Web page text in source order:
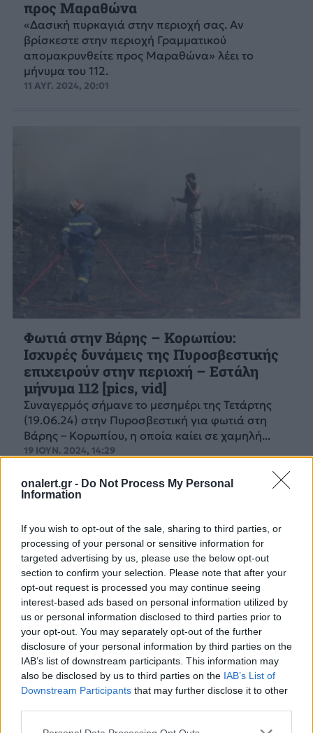
onalert.gr - Do Not Process My Personal
Information
If you wish to opt-out of the sale, sharing to third parties, or
processing of your personal or sensitive information for
targeted advertising by us, please use the below opt-out
section to confirm your selection. Please note that after your
opt-out request is processed you may continue seeing
interest-based ads based on personal information utilized by
us or personal information disclosed to third parties prior to
your opt-out. You may separately opt-out of the further
disclosure of your personal information by third parties on the
IAB’s list of downstream participants. This information may
also be disclosed by us to third parties on the IAB’s List of
Downstream Participants that may further disclose it to other
προς Μαραθώνα
«Δασική πυρκαγιά στην περιοχή σας. Αν
βρίσκεστε στην περιοχή Γραμματικού
απομακρυνθείτε προς Μαραθώνα» λέει το
μήνυμα του 112.
11 ΑΥΓ. 2024, 20:01
Φωτιά στην Βάρης – Κορωπίου:
Ισχυρές δυνάμεις της Πυροσβεστικής
επιχειρούν στην περιοχή – Εστάλη
μήνυμα 112 [pics, vid]
Συναγερμός σήμανε το μεσημέρι της Τετάρτης
(19.06.24) στην Πυροσβεστική για φωτιά στη
Βάρης – Κορωπίου, η οποία καίει σε χαμηλή...
19 ΙΟΥΝ. 2024, 14:29